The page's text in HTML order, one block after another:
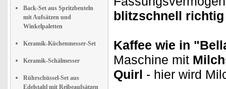
Back-Set aus Spritzbeuteln
mit Aufsätzen und
Winkelpaletten
Keramik-Küchenmesser-Set
Keramik-Schälmesser
Rührschüssel-Set aus
Edelstahl mit Reibeaufsätzen
blitzschnell
Kaffee wie in
Maschine mit
Quirl - hier wird